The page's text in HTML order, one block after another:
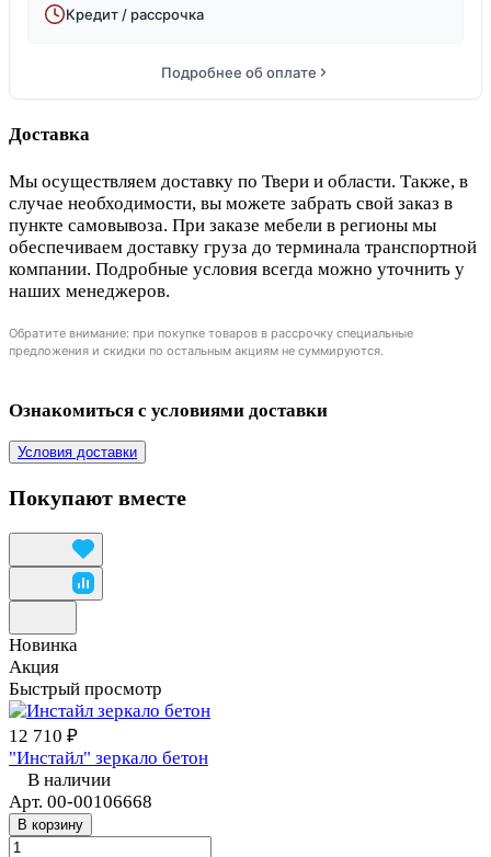
Кредит / рассрочка
Подробнее об оплате
Доставка
Мы осуществляем доставку по Твери и области. Также, в
случае необходимости, вы можете забрать свой заказ в
пункте самовывоза. При заказе мебели в регионы мы
обеспечиваем доставку груза до терминала транспортной
компании. Подробные условия всегда можно уточнить у
наших менеджеров.
Обратите внимание: при покупке товаров в рассрочку специальные
предложения и скидки по остальным акциям не суммируются.
Ознакомиться с условиями доставки
Условия доставки
Покупают вместе
Новинка
Акция
Быстрый просмотр
12 710 ₽
"Инстайл" зеркало бетон
В наличии
Арт. 00-00106668
В корзину